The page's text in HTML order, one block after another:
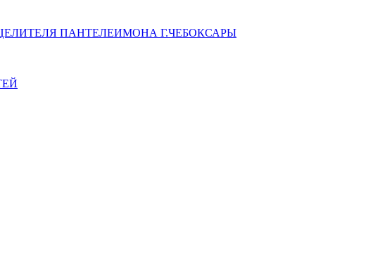
ПАНТЕЛЕИМОНА Г.ЧЕБОКСАРЫ